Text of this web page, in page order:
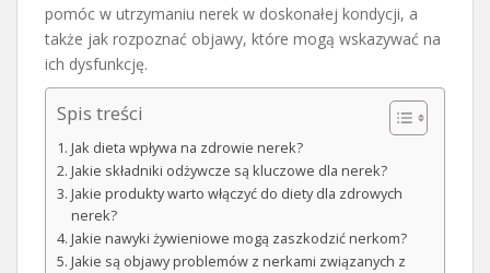
pomóc w utrzymaniu nerek w doskonałej kondycji, a
także jak rozpoznać objawy, które mogą wskazywać na
ich dysfunkcję.
Spis treści
Jak dieta wpływa na zdrowie nerek?
Jakie składniki odżywcze są kluczowe dla nerek?
Jakie produkty warto włączyć do diety dla zdrowych
nerek?
Jakie nawyki żywieniowe mogą zaszkodzić nerkom?
Jakie są objawy problemów z nerkami związanych z